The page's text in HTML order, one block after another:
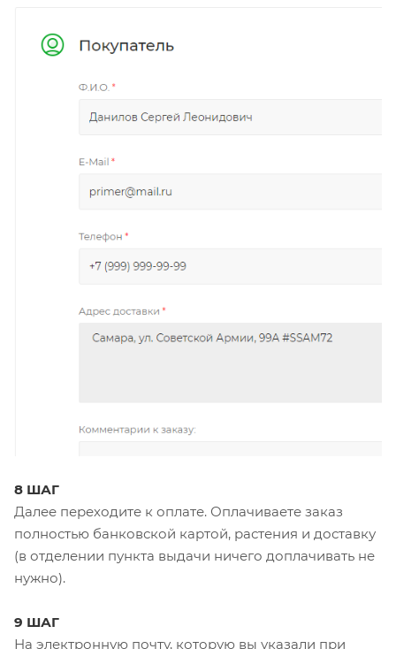
8 ШАГ
Далее переходите к оплате. Оплачиваете заказ
полностью банковской картой, растения и доставку
(в отделении пункта выдачи ничего доплачивать не
нужно).
9 ШАГ
На электронную почту, которую вы указали при